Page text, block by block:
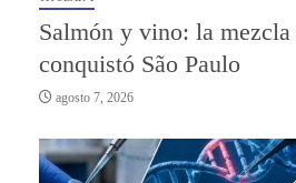
Salmón y vino: la mezcla
conquistó São Paulo
agosto 7, 2026